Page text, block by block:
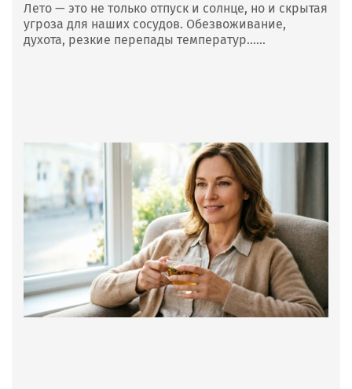
Лето — это не только отпуск и солнце, но и скрытая
угроза для наших сосудов. Обезвоживание,
духота, резкие перепады температур......